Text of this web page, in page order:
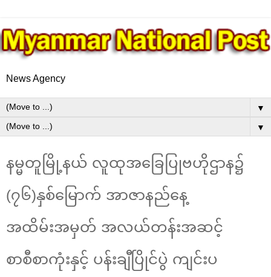
News Agency
▼
▼
နမ္မတူမြို့နယ် လူထုအခြေပြုဗဟိုဌာန၌
(၇၆)နှစ်မြောက် အာဇာနည်နေ့
အထိမ်းအမှတ် အလယ်တန်းအဆင့်
စာစီစာကုံးနှင့် ပန်းချီပြိုင်ပွဲ ကျင်းပ